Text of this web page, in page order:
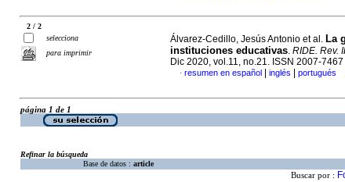
2 / 2
selecciona
para imprimir
Álvarez-Cedillo, Jesús Antonio et al. La
instituciones educativas. RIDE. Rev.
Dic 2020, vol.11, no.21. ISSN 2007-7467
· resumen en español inglés portugués
página 1 de 1
Refinar la búsqueda
Base de datos : article
Buscar por :